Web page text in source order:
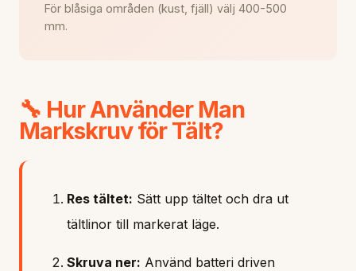
För blåsiga områden (kust, fjäll) välj 400-500
mm.
🔧 Hur Använder Man
Markskruv för Tält?
Res tältet: Sätt upp tältet och dra ut
tältlinor till markerat läge.
Skruva ner: Använd batteri driven